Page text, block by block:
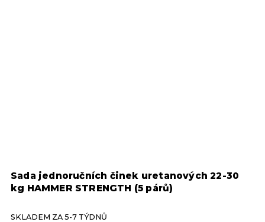
Sada jednoručních činek uretanových 22-30
kg HAMMER STRENGTH (5 párů)
SKLADEM ZA 5-7 TÝDNŮ